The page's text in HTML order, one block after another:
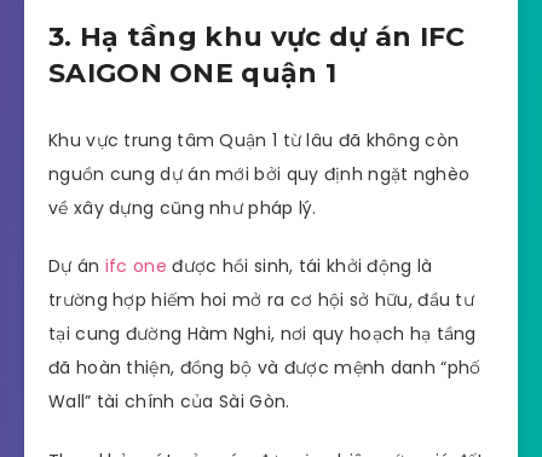
3. Hạ tầng khu vực dự án IFC
SAIGON ONE quận 1
Khu vực trung tâm Quận 1 từ lâu đã không còn
nguồn cung dự án mới bởi quy định ngặt nghèo
về xây dựng cũng như pháp lý.
Dự án ifc one được hồi sinh, tái khởi động là
trường hợp hiếm hoi mở ra cơ hội sở hữu, đầu tư
tại cung đường Hàm Nghi, nơi quy hoạch hạ tầng
đã hoàn thiện, đồng bộ và được mệnh danh “phố
Wall” tài chính của Sài Gòn.